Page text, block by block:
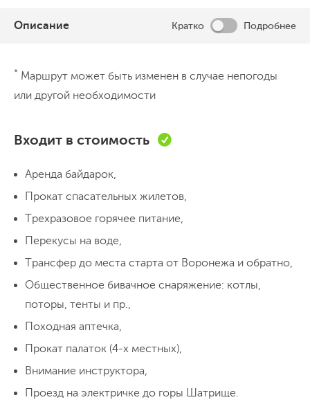
Описание Кратко Подробнее
Встреча в Воронеже, начало маршрута
ждет трансфер, едем сразу на речку. На месте страта
упаковываем вещи. Обедаем и отправляемся в путь.
Плывем до самого вечера, ищем место для стоянки.
На берегу разбиваем лагерь, готовим ужин.
День 2
Сплавной день
Встаем, делаем зарядку, завтракаем. Собираем лагерь
обед и отдых до самого вечера. К концу дня мы
прибудем в место нашего назначения - Дивногорье.
Там мы заселяемся в кемпинг, ставим палатки,
готовим ужин.
День 3
* Маршрут может быть изменен в случае непогоды
или другой необходимости
Входит в стоимость
Аренда байдарок,
Прокат спасательных жилетов,
Трехразовое горячее питание,
Перекусы на воде,
Трансфер до места старта от Воронежа и обратно,
Общественное бивачное снаряжение: котлы,
поторы, тенты и пр.,
Походная аптечка,
Прокат палаток (4-х местных),
Внимание инструктора,
Проезд на электричке до горы Шатрище.